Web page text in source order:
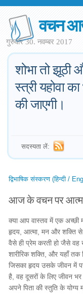
वचन
गुरुवार 30. नवम्बर 2017
शोभा तो झूठी
स्त्री यहोवा
की जाएगी।
सदस्यता लें:
द्विभाषिक संस्करण (हिन्दी /
आज के वचन पर
क्या आप वास्तव में एक अच्छी
हृदय, आत्मा, मन और शक्ति
वैसे ही प्रेम करती हो जैसे
शारीरिक शक्ति, और यहाँ
जिसका हृदय उसके जीवन में
है, वह दूसरों के लिए जीवन
अपने पिता की स्तुति के योग्य